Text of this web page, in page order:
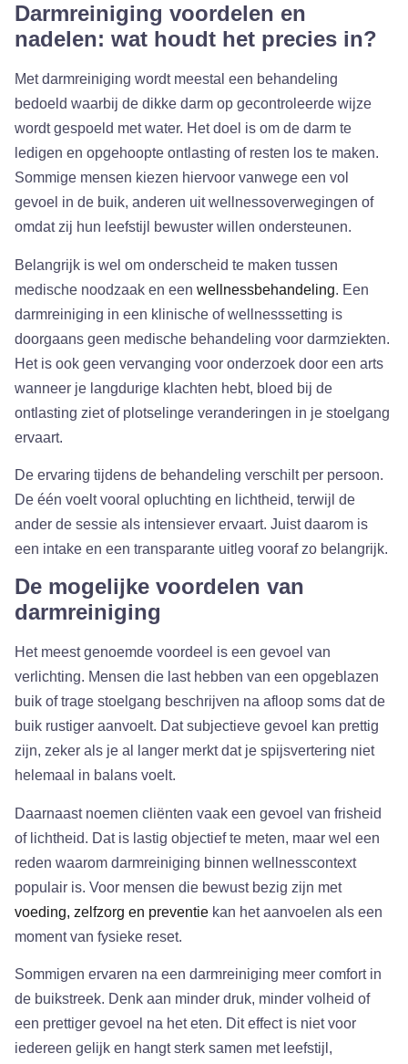
Darmreiniging voordelen en
nadelen: wat houdt het precies in?
Met darmreiniging wordt meestal een behandeling
bedoeld waarbij de dikke darm op gecontroleerde wijze
wordt gespoeld met water. Het doel is om de darm te
ledigen en opgehoopte ontlasting of resten los te maken.
Sommige mensen kiezen hiervoor vanwege een vol
gevoel in de buik, anderen uit wellnessoverwegingen of
omdat zij hun leefstijl bewuster willen ondersteunen.
Belangrijk is wel om onderscheid te maken tussen
medische noodzaak en een wellnessbehandeling. Een
darmreiniging in een klinische of wellnesssetting is
doorgaans geen medische behandeling voor darmziekten.
Het is ook geen vervanging voor onderzoek door een arts
wanneer je langdurige klachten hebt, bloed bij de
ontlasting ziet of plotselinge veranderingen in je stoelgang
ervaart.
De ervaring tijdens de behandeling verschilt per persoon.
De één voelt vooral opluchting en lichtheid, terwijl de
ander de sessie als intensiever ervaart. Juist daarom is
een intake en een transparante uitleg vooraf zo belangrijk.
De mogelijke voordelen van
darmreiniging
Het meest genoemde voordeel is een gevoel van
verlichting. Mensen die last hebben van een opgeblazen
buik of trage stoelgang beschrijven na afloop soms dat de
buik rustiger aanvoelt. Dat subjectieve gevoel kan prettig
zijn, zeker als je al langer merkt dat je spijsvertering niet
helemaal in balans voelt.
Daarnaast noemen cliënten vaak een gevoel van frisheid
of lichtheid. Dat is lastig objectief te meten, maar wel een
reden waarom darmreiniging binnen wellnesscontext
populair is. Voor mensen die bewust bezig zijn met
voeding, zelfzorg en preventie kan het aanvoelen als een
moment van fysieke reset.
Sommigen ervaren na een darmreiniging meer comfort in
de buikstreek. Denk aan minder druk, minder volheid of
een prettiger gevoel na het eten. Dit effect is niet voor
iedereen gelijk en hangt sterk samen met leefstijl,